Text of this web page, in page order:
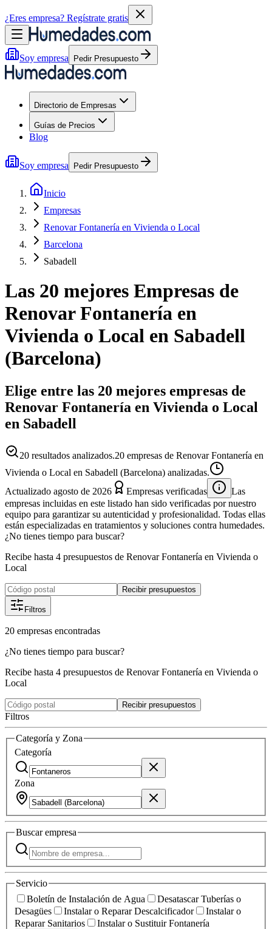
¿Eres empresa? Regístrate gratis
Soy empresa Pedir Presupuesto
Directorio de Empresas
Guías de Precios
Blog
Soy empresa Pedir Presupuesto
Inicio
Empresas
Renovar Fontanería en Vivienda o Local
Barcelona
Sabadell
Las 20 mejores Empresas de
Renovar Fontanería en
Vivienda o Local en Sabadell
(Barcelona)
Elige entre las 20 mejores empresas de
Renovar Fontanería en Vivienda o Local
en Sabadell
20 resultados analizados.20 empresas de Renovar Fontanería en
Vivienda o Local en Sabadell (Barcelona) analizadas.
Actualizado agosto de 2026 Empresas verificadas
Las
empresas incluidas en este listado han sido verificadas por nuestro
equipo para garantizar su autenticidad y profesionalidad. Todas ellas
están especializadas en tratamientos y soluciones contra humedades.
¿No tienes tiempo para buscar?
Recibe hasta 4 presupuestos de Renovar Fontanería en Vivienda o
Local
Recibir presupuestos
Filtros
20 empresas encontradas
¿No tienes tiempo para buscar?
Recibe hasta 4 presupuestos de Renovar Fontanería en Vivienda o
Local
Recibir presupuestos
Filtros
Categoría y Zona
Categoría
Zona
Buscarempresa
Servicio
Boletín de Instalación de Agua
Desatascar Tuberías o
Desagües
Instalar o Reparar Descalcificador
Instalar o
Reparar Sanitarios
Instalar o Sustituir Fontanería